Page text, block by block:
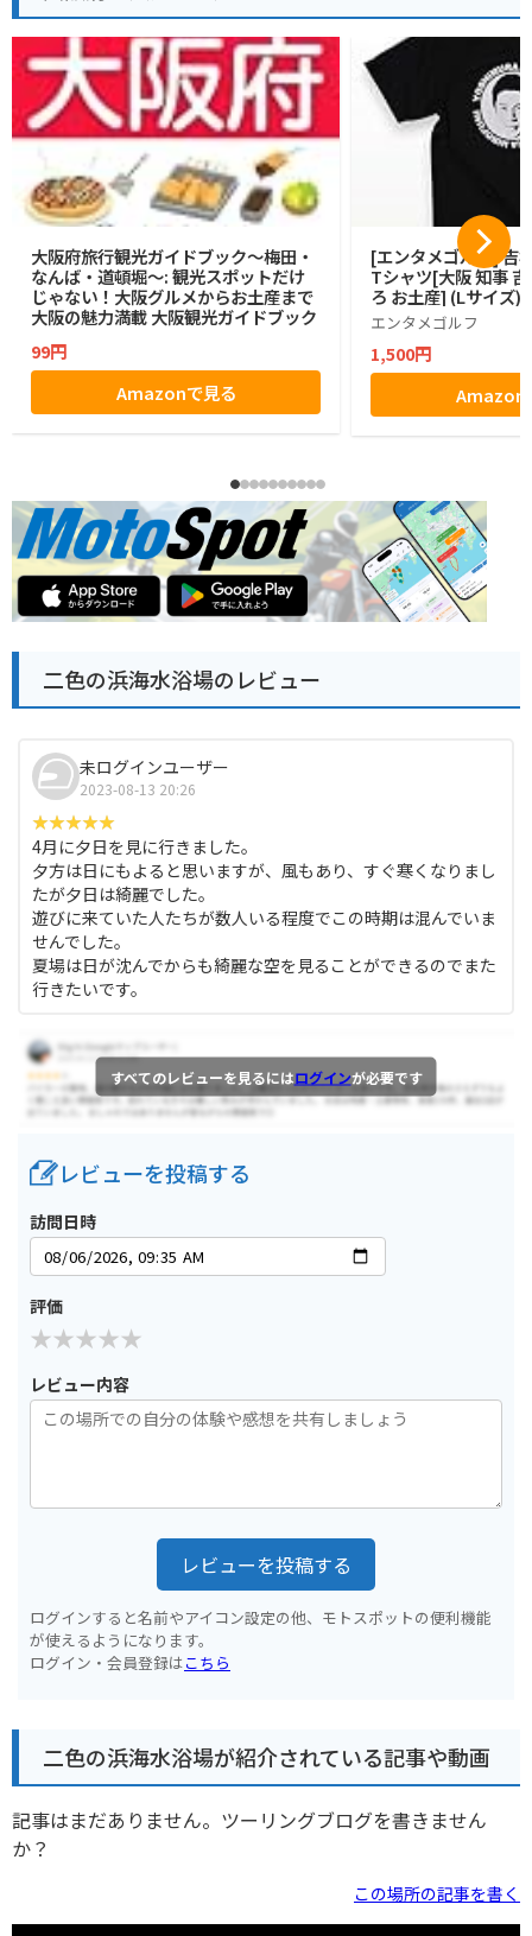
大阪府旅行観光ガイドブック〜梅田・
なんば・道頓堀〜: 観光スポットだけ
じゃない！大阪グルメからお土産まで
大阪の魅力満載 大阪観光ガイドブック
99円
Amazonで見る
[エンタメゴルフ] 吉
Tシャツ[大阪 知事
ろ お土産] (Lサイズ)
エンタメゴルフ
1,500円
Amazon
二色の浜海水浴場のレビュー
未ログインユーザー
2023-08-13 20:26
4月に夕日を見に行きました。
夕方は日にもよると思いますが、風もあり、すぐ寒くなりまし
たが夕日は綺麗でした。
遊びに来ていた人たちが数人いる程度でこの時期は混んでいま
せんでした。
夏場は日が沈んでからも綺麗な空を見ることができるのでまた
行きたいです。
すべてのレビューを見るにはログインが必要です
レビューを投稿する
訪問日時
評価
レビュー内容
レビューを投稿する
ログインすると名前やアイコン設定の他、モトスポットの便利機能
が使えるようになります。
ログイン・会員登録はこちら
二色の浜海水浴場が紹介されている記事や動画
記事はまだありません。ツーリングブログを書きません
か？
この場所の記事を書く